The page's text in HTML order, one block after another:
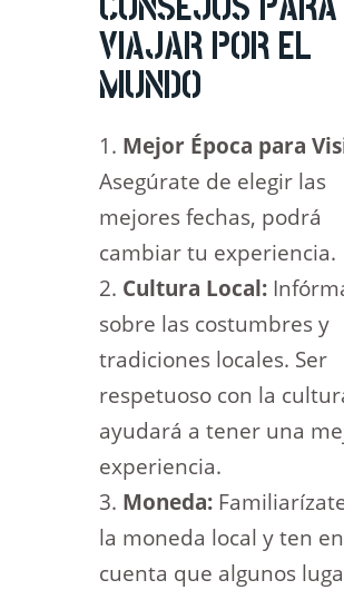
VIAJAR POR EL
MUNDO
Mejor Época para
Asegúrate de elegir las
mejores fechas, podrá
cambiar tu experiencia.
Cultura Local:
sobre las costumbres y
tradiciones locales. Ser
respetuoso con la
ayudará a tener una
experiencia.
Moneda:
la moneda local y ten en
cuenta que algunos